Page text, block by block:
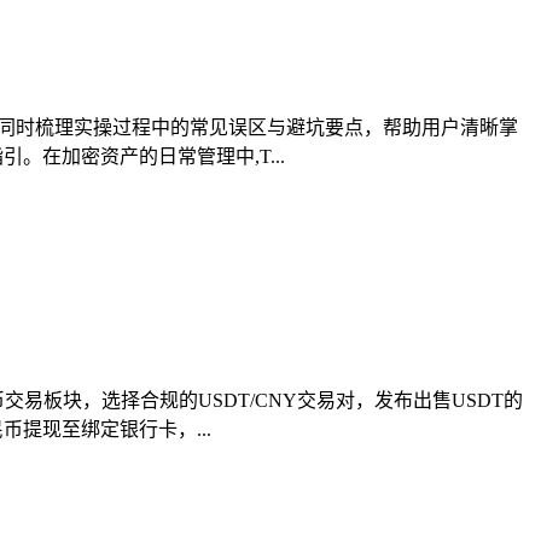
时梳理实操过程中的常见误区与避坑要点，帮助用户清晰掌
。在加密资产的日常管理中,T...
易板块，选择合规的USDT/CNY交易对，发布出售USDT的
提现至绑定银行卡，...